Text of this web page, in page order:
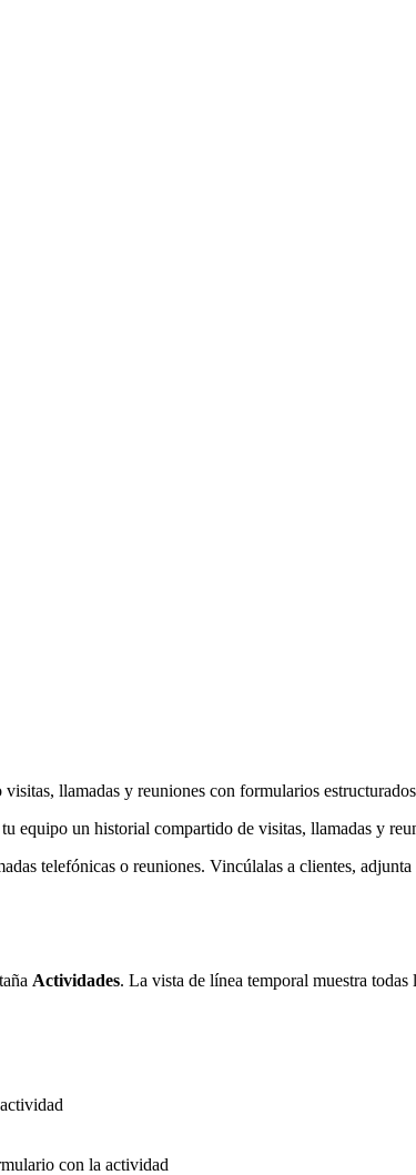
llamadas y reuniones con formularios
equipo un historial compartido de visitas, llamadas y
telefónicas o reuniones. Vincúlalas a clientes,
Actividades. La vista de línea temporal muestra
con la actividad